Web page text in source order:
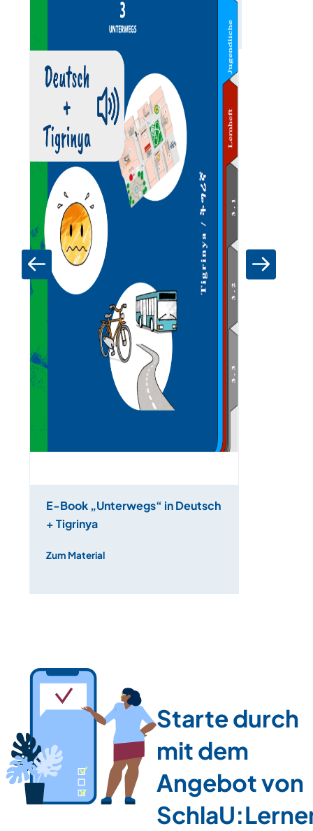
E-Book „Unterwegs“ in Deutsch
+ Tigrinya
Zum Material
Starte durch
mit dem
Angebot von